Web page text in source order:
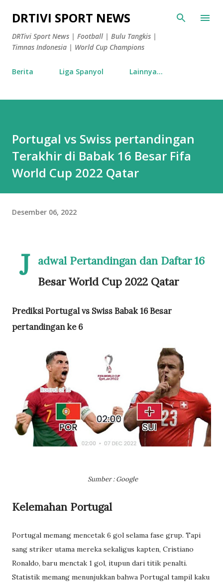
Langsung ke konten utama
DRTIVI SPORT NEWS
DRTivi Sport News | Football | Bulu Tangkis |
Timnas Indonesia | World Cup Champions
Berita Liga Spanyol Lainnya…
Portugal vs Swiss pertandingan
Terakhir di Babak 16 Besar Fifa
World Cup 2022 Qatar
Desember 06, 2022
J
adwal Pertandingan dan Daftar 16
Besar World Cup 2022 Qatar
Prediksi Portugal vs Swiss Babak 16 Besar
pertandingan ke 6
Sumber : Google
Kelemahan Portugal
Portugal memang mencetak 6 gol selama fase grup. Tapi
sang striker utama mereka sekaligus kapten, Cristiano
Ronaldo, baru menctak 1 gol, itupun dari titik penalti.
Statistik memang menunjukkan bahwa Portugal tampil kaku